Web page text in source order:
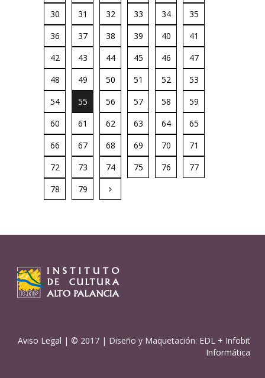
30
31 32 33 34
35
36
37 38 39 40
41
42
43 44 45 46
47
48
49 50 51 52
53
54
55 56 57 58
59
60
61 62 63 64
65
66
67 68 69 70
71
72
73 74 75 76
77
78
79
Aviso Legal | © 2017 | Diseño y Maquetación: EDL + Infobit
Informática